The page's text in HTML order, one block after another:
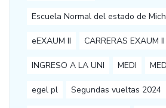
Escuela Normal del estado de
eEXAUM II CARRERAS EXAUM II
INGRESO A LA UNI MEDI
egel pl Segundas vueltas 2024